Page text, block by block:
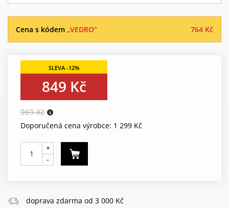
764 Kč
Cena s kódem „VEDRO“
849 Kč
969 Kč
Doporučená cena výrobce: 1 299 Kč
+
-
doprava zdarma od 3 000 Kč